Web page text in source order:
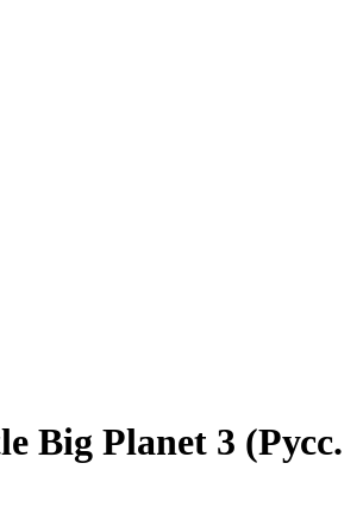
Big Planet 3 (Русс.